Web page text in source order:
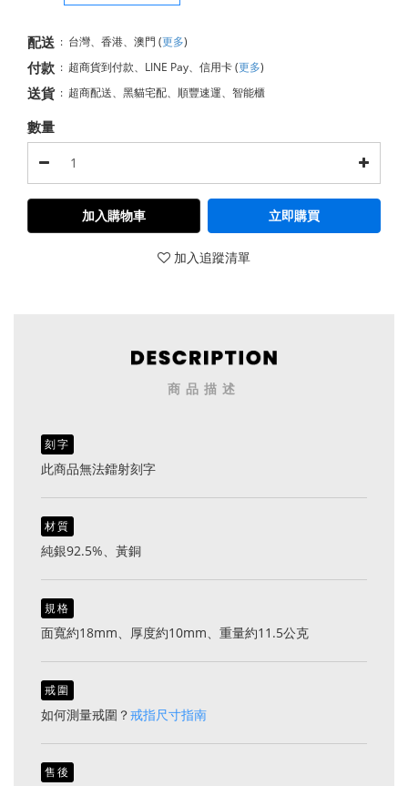
配送 : 台灣、香港、澳門 (更多)
付款 : 超商貨到付款、LINE Pay、信用卡(更多)
送貨 : 超商配送、黑貓宅配、順豐速運、智能櫃
數量
加入購物車 立即購買
加入追蹤清單
商品描述
刻字
此商品無法鐳射刻字
材質
純銀92.5%、黃銅
規格
面寬約18mm、厚度約10mm、重量約11.5公克
戒圍
如何測量戒圍？戒指尺寸指南
售後